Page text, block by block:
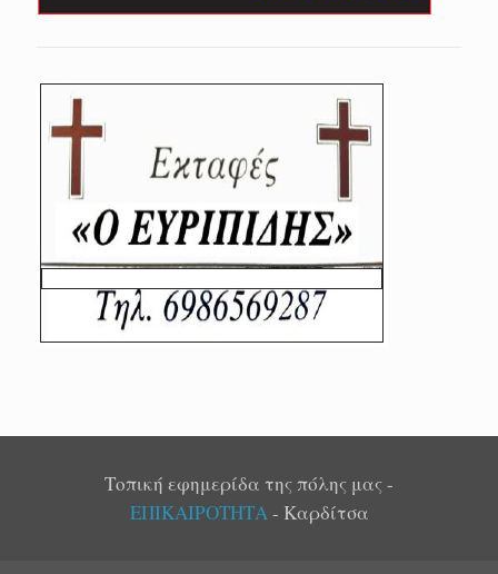
Τοπική εφημερίδα της πόλης μας -
ΕΠΙΚΑΙΡΟΤΗΤΑ- Καρδίτσα